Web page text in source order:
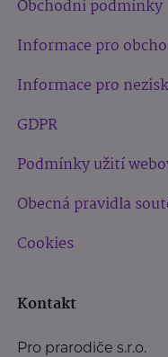
Obchodní podmínky
Informace pro
Informace pro
GDPR
Podmínky užití
Obecná pravidla
Cookies
Kontakt
Pro prarodiče s.r.o.